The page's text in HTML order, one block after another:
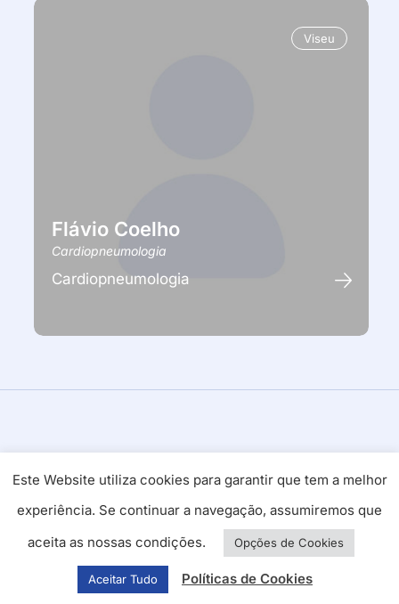
Viseu
Flávio Coelho
Cardiopneumologia
Cardiopneumologia
Cuidamos
Este Website utiliza cookies para garantir que tem a melhor
experiência. Se continuar a navegação, assumiremos que
aceita as nossas condições.
Opções de Cookies
Aceitar Tudo Políticas de Cookies